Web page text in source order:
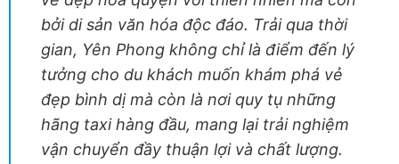
bởi di sản văn hóa độc đáo. Trải qua thời
gian, Yên Phong không chỉ là điểm đến lý
tưởng cho du khách muốn khám phá vẻ
đẹp bình dị mà còn là nơi quy tụ những
hãng taxi hàng đầu, mang lại trải nghiệm
vận chuyển đầy thuận lợi và chất lượng.